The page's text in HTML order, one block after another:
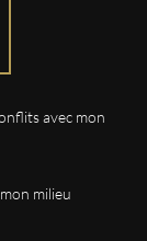
du pot
avec mon
milieu